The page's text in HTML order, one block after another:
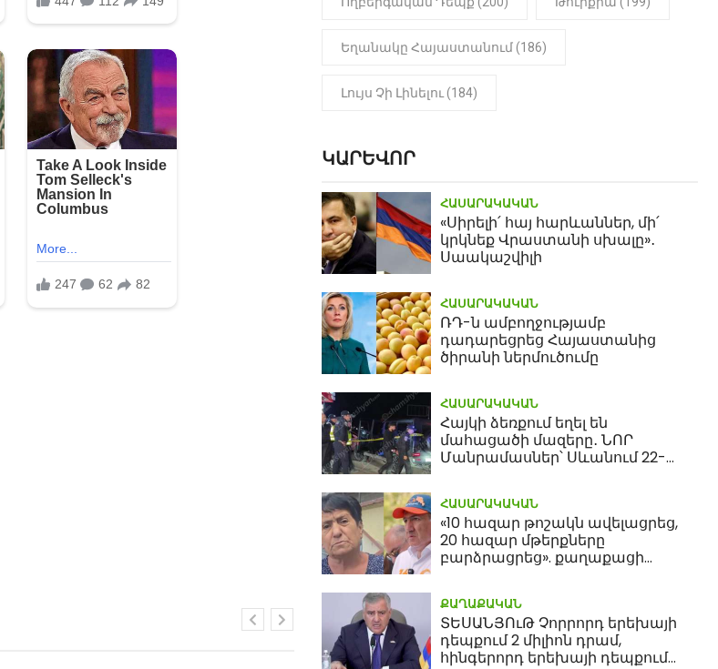
Եղանակը Հայաստանում (186)
Լույս Չի Լինելու (184)
ԿԱՐԵՎՈՐ
ՀԱՍԱՐԱԿԱԿԱՆ
«Սիրելի՛ հայ հարևաններ, մի՛
կրկնեք Վրաստանի սխալը»․
Սաակաշվիլի
ՀԱՍԱՐԱԿԱԿԱՆ
ՌԴ-ն ամբողջությամբ
դադարեցրեց Հայաստանից
ծիրանի ներմուծումը
ՀԱՍԱՐԱԿԱԿԱՆ
Հայկի ձեռքում եղել են
մահացածի մազերը․ ՆՈՐ
Մանրամասներ՝ Սևանում 22-
ՀԱՍԱՐԱԿԱԿԱՆ
«10 հազար թոշակն ավելացրեց,
20 հազար մթերքները
բարձրացրեց». քաղաքացի
ՔԱՂԱՔԱԿԱՆ
ՏԵՍԱՆՅՈւԹ Չորրորդ երեխայի
դեպքում 2 միլիոն դրամ,
հինգերորդ երեխայի դեպքում